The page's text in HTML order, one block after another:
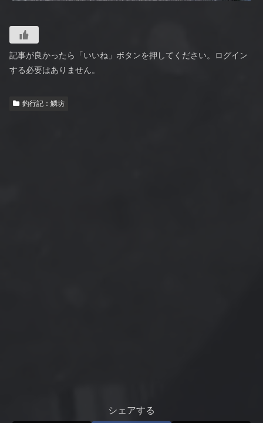
記事が良かったら「いいね」ボタンを押してください。ログイン
する必要はありません。
釣行記：鱗坊
シェアする